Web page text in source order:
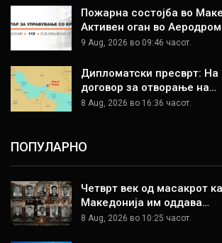
Пожарна состојба во
Активен оган во
9 Aug, 2026 во 09:46 часот.
Дипломатски пресврт: На
договор за отворање на…
8 Aug, 2026 во 16:36 часот.
ПОПУЛАРНО
Четврт век од масакрот
Македонија им оддава…
8 Aug, 2026 во 10:25 часот.